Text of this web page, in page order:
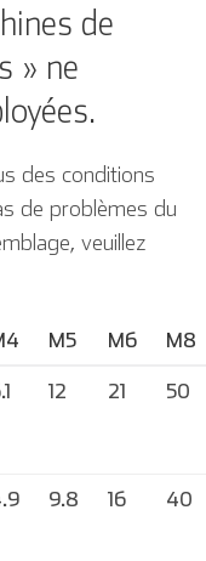
de
» ne
des conditions
de problèmes du
veuillez
M5 M6 M8
12 21 50
9.8 16 40